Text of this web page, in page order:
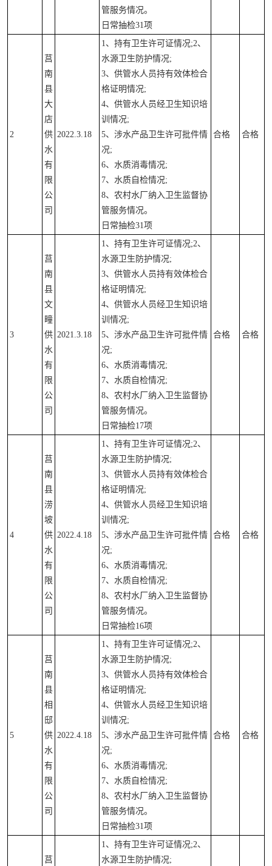
管服务情况。
日常抽检31项
2
莒
南
县
大
店
供
水
有
限
公
司
2022.3.18
1、持有卫生许可证情况;2、
水源卫生防护情况;
3、供管水人员持有效体检合
格证明情况;
4、供管水人员经卫生知识培
训情况;
5、涉水产品卫生许可批件情
况;
6、水质消毒情况;
7、水质自检情况;
8、农村水厂纳入卫生监督协
管服务情况。
日常抽检31项
合格 合格
3
莒
南
县
文
疃
供
水
有
限
公
司
2021.3.18
1、持有卫生许可证情况;2、
水源卫生防护情况;
3、供管水人员持有效体检合
格证明情况;
4、供管水人员经卫生知识培
训情况;
5、涉水产品卫生许可批件情
况;
6、水质消毒情况;
7、水质自检情况;
8、农村水厂纳入卫生监督协
管服务情况。
日常抽检17项
合格 合格
4
莒
南
县
涝
坡
供
水
有
限
公
司
2022.4.18
1、持有卫生许可证情况;2、
水源卫生防护情况;
3、供管水人员持有效体检合
格证明情况;
4、供管水人员经卫生知识培
训情况;
5、涉水产品卫生许可批件情
况;
6、水质消毒情况;
7、水质自检情况;
8、农村水厂纳入卫生监督协
管服务情况。
日常抽检16项
合格 合格
5
莒
南
县
相
邸
供
水
有
限
公
司
2022.4.18
1、持有卫生许可证情况;2、
水源卫生防护情况;
3、供管水人员持有效体检合
格证明情况;
4、供管水人员经卫生知识培
训情况;
5、涉水产品卫生许可批件情
况;
6、水质消毒情况;
7、水质自检情况;
8、农村水厂纳入卫生监督协
管服务情况。
日常抽检31项
合格 合格
莒
1、持有卫生许可证情况;2、
水源卫生防护情况;